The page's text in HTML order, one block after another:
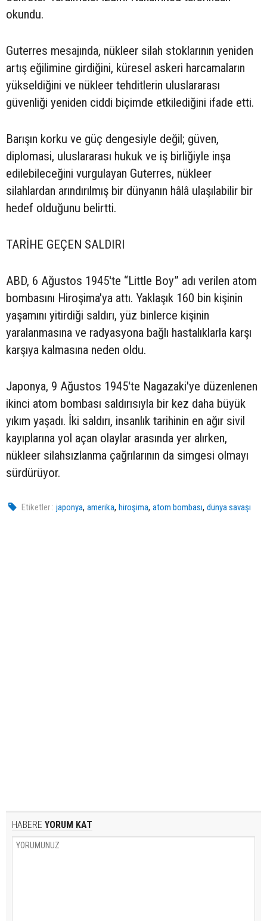
okundu.
Guterres mesajında, nükleer silah stoklarının yeniden
artış eğilimine girdiğini, küresel askeri harcamaların
yükseldiğini ve nükleer tehditlerin uluslararası
güvenliği yeniden ciddi biçimde etkilediğini ifade etti.
Barışın korku ve güç dengesiyle değil; güven,
diplomasi, uluslararası hukuk ve iş birliğiyle inşa
edilebileceğini vurgulayan Guterres, nükleer
silahlardan arındırılmış bir dünyanın hâlâ ulaşılabilir bir
hedef olduğunu belirtti.
TARİHE GEÇEN SALDIRI
ABD, 6 Ağustos 1945'te “Little Boy” adı verilen atom
bombasını Hiroşima'ya attı. Yaklaşık 160 bin kişinin
yaşamını yitirdiği saldırı, yüz binlerce kişinin
yaralanmasına ve radyasyona bağlı hastalıklarla karşı
karşıya kalmasına neden oldu.
Japonya, 9 Ağustos 1945'te Nagazaki'ye düzenlenen
ikinci atom bombası saldırısıyla bir kez daha büyük
yıkım yaşadı. İki saldırı, insanlık tarihinin en ağır sivil
kayıplarına yol açan olaylar arasında yer alırken,
nükleer silahsızlanma çağrılarının da simgesi olmayı
sürdürüyor.
Etiketler : japonya,amerika,hiroşima,atom bombası,dünya savaşı
HABERE YORUM KAT